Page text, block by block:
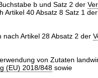
b und Satz 2 der
Artikel 40 Absatz 8 Satz 1
nach Artikel 28 Absatz 2 der
von Zutaten
(EU) 2018/848 sowie